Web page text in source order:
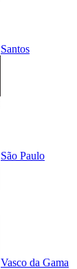
Santos
São Paulo
Vasco da Gama